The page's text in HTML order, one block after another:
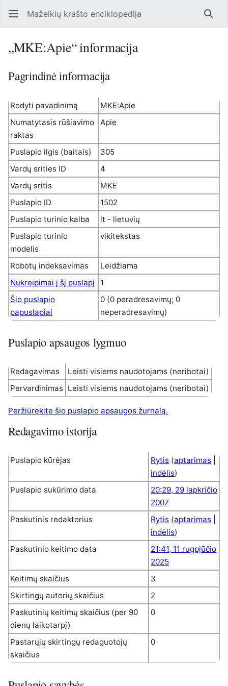
Mažeikių krašto enciklopedija
„MKE:Apie“ informacija
Pagrindinė informacija
Rodyti pavadinimą
MKE:Apie
Numatytasis rūšiavimo
raktas
Apie
Puslapio ilgis (baitais)
305
Vardų srities ID
4
Vardų sritis
MKE
Puslapio ID
1502
Puslapio turinio kalba
lt - lietuvių
Puslapio turinio
modelis
vikitekstas
Robotų indeksavimas
Leidžiama
Nukreipimai į šį puslapį
1
Šio puslapio
papuslapiai
0 (0 peradresavimų; 0
neperadresavimų)
Puslapio apsaugos lygmuo
Redagavimas
Leisti visiems naudotojams (neribotai)
Pervardinimas Leisti visiems naudotojams (neribotai)
Peržiūrėkite šio puslapio apsaugos žurnalą.
Redagavimo istorija
Puslapio kūrėjas Rytis (aptarimas
indėlis)
Puslapio sukūrimo data
20:29, 29 lapkričio
2007
Paskutinis redaktorius
Rytis (aptarimas
indėlis)
Paskutinio keitimo data
21:41, 11 rugpjūčio
2025
Keitimų skaičius
3
Skirtingų autorių skaičius
2
Paskutinių keitimų skaičius (per 90
dienų laikotarpį)
0
Pastarųjų skirtingų redaguotojų
skaičius
0